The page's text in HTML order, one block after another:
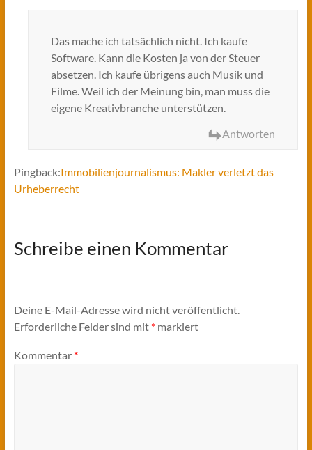
Das mache ich tatsächlich nicht. Ich kaufe
Software. Kann die Kosten ja von der Steuer
absetzen. Ich kaufe übrigens auch Musik und
Filme. Weil ich der Meinung bin, man muss die
eigene Kreativbranche unterstützen.
Antworten
Pingback:Immobilienjournalismus: Makler verletzt das
Urheberrecht
Schreibe einen Kommentar
Deine E-Mail-Adresse wird nicht veröffentlicht.
Erforderliche Felder sind mit *markiert
Kommentar *